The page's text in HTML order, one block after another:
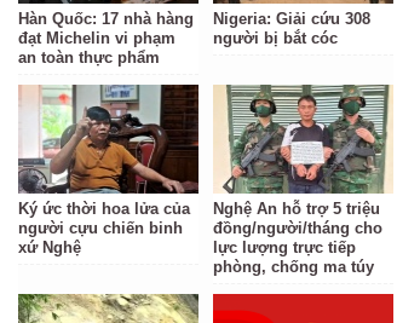
Hàn Quốc: 17 nhà hàng
đạt Michelin vi phạm
an toàn thực phẩm
Nigeria: Giải cứu 308
người bị bắt cóc
Ký ức thời hoa lửa của
người cựu chiến binh
xứ Nghệ
Nghệ An hỗ trợ 5 triệu
đồng/người/tháng cho
lực lượng trực tiếp
phòng, chống ma túy